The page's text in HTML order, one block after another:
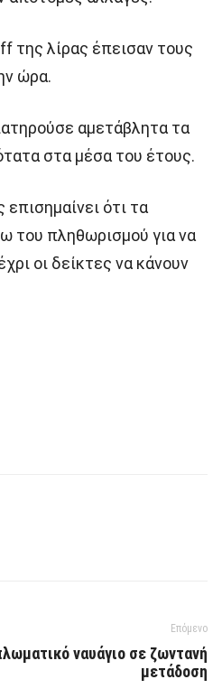
της λίρας έπεισαν τους
ώρα.
αμετάβλητα τα
στα μέσα του έτους.
ότι τα
του πληθωρισμού για να
οι δείκτες να κάνουν
Επόμενο
ναυάγιο σε ζωντανή
μετάδοση